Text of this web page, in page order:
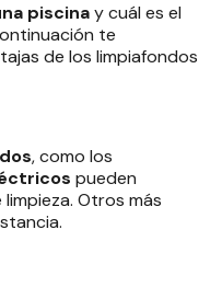
piscinay cuál es el
te
de los limpiafondos
, como los
pueden
Otros más